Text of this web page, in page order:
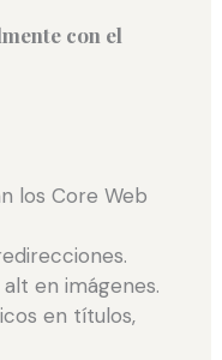
con el
los Core Web
en imágenes.
en títulos,